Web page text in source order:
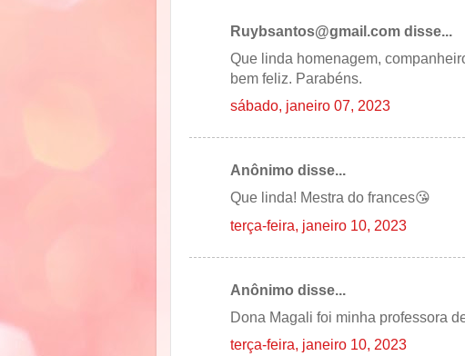
Ruybsantos@gmail.com disse...
Que linda homenagem,
bem feliz. Parabéns.
sábado, janeiro 07, 2023
Anônimo disse...
Que linda! Mestra do frances😘
terça-feira, janeiro 10, 2023
Anônimo disse...
Dona Magali foi minha professora
terça-feira, janeiro 10, 2023